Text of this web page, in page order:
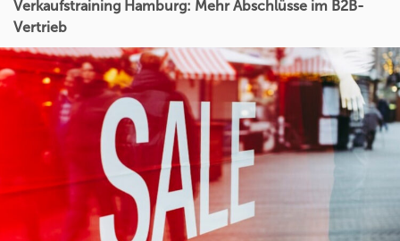
Verkaufstraining Hamburg: Mehr Abschlüsse im B2B-
Vertrieb